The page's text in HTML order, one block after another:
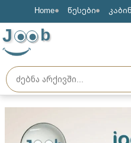
Home წესები
J b